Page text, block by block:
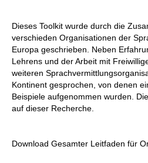
Dieses Toolkit wurde durch die
verschieden Organisationen der
Europa geschrieben. Neben
Lehrens und der Arbeit mit
weiteren
Kontinent gesprochen, von denen
Beispiele aufgenommen wurden.
auf dieser Recherche.
Download Gesamter Leitfaden für